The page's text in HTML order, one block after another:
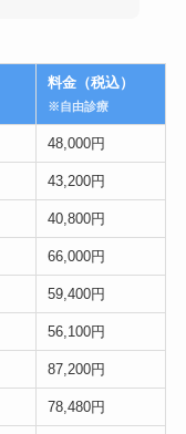
料金（税込）
※自由診療
48,000円
43,200円
40,800円
66,000円
59,400円
56,100円
87,200円
78,480円